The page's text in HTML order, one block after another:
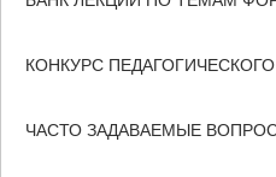
КОНКУРС
ЧАСТО ЗАДАВАЕМЫЕ